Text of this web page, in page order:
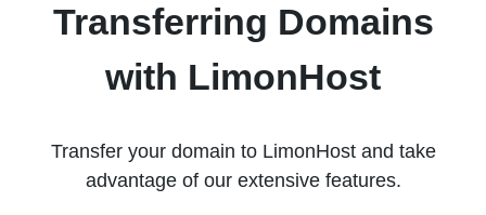
Transferring Domains
with LimonHost
Transfer your domain to LimonHost and take
advantage of our extensive features.